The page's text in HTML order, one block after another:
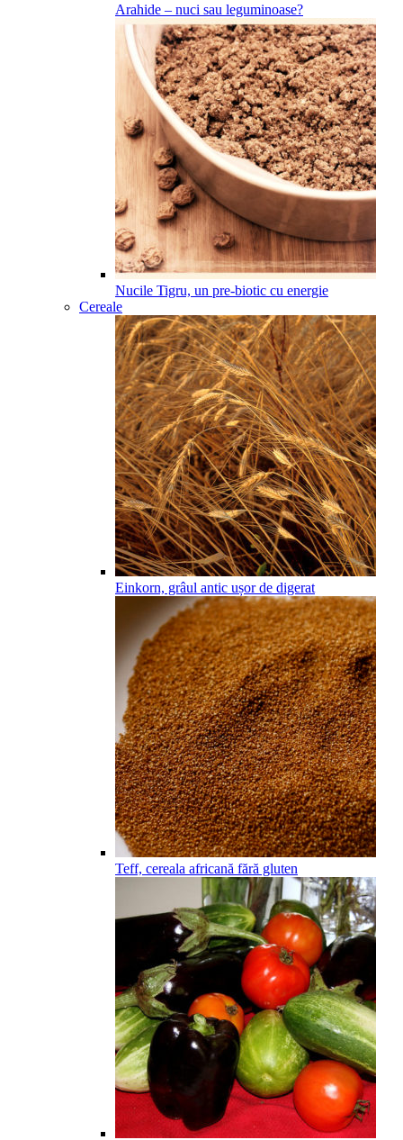
Arahide – nuci sau leguminoase?
Nucile Tigru, un pre-biotic cu energie
Cereale
Einkorn, grâul antic ușor de digerat
Teff, cereala africană fără gluten